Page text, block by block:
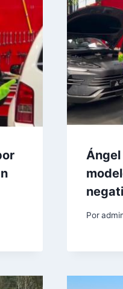
Por